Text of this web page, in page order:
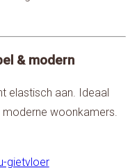
& modern
elastisch aan. Ideaal
woonkamers.
gietvloer